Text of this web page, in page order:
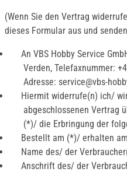
(Wenn Sie den Vertrag
dieses Formular aus und
An VBS Hobby Service
Verden, Telefaxnummer:
Adresse: service@vbs-
Hiermit widerrufe(n) ich/
abgeschlossenen Vertrag
(*)/ die Erbringung der
Bestellt am (*)/ erhalten
Name des/ der
Anschrift des/ der